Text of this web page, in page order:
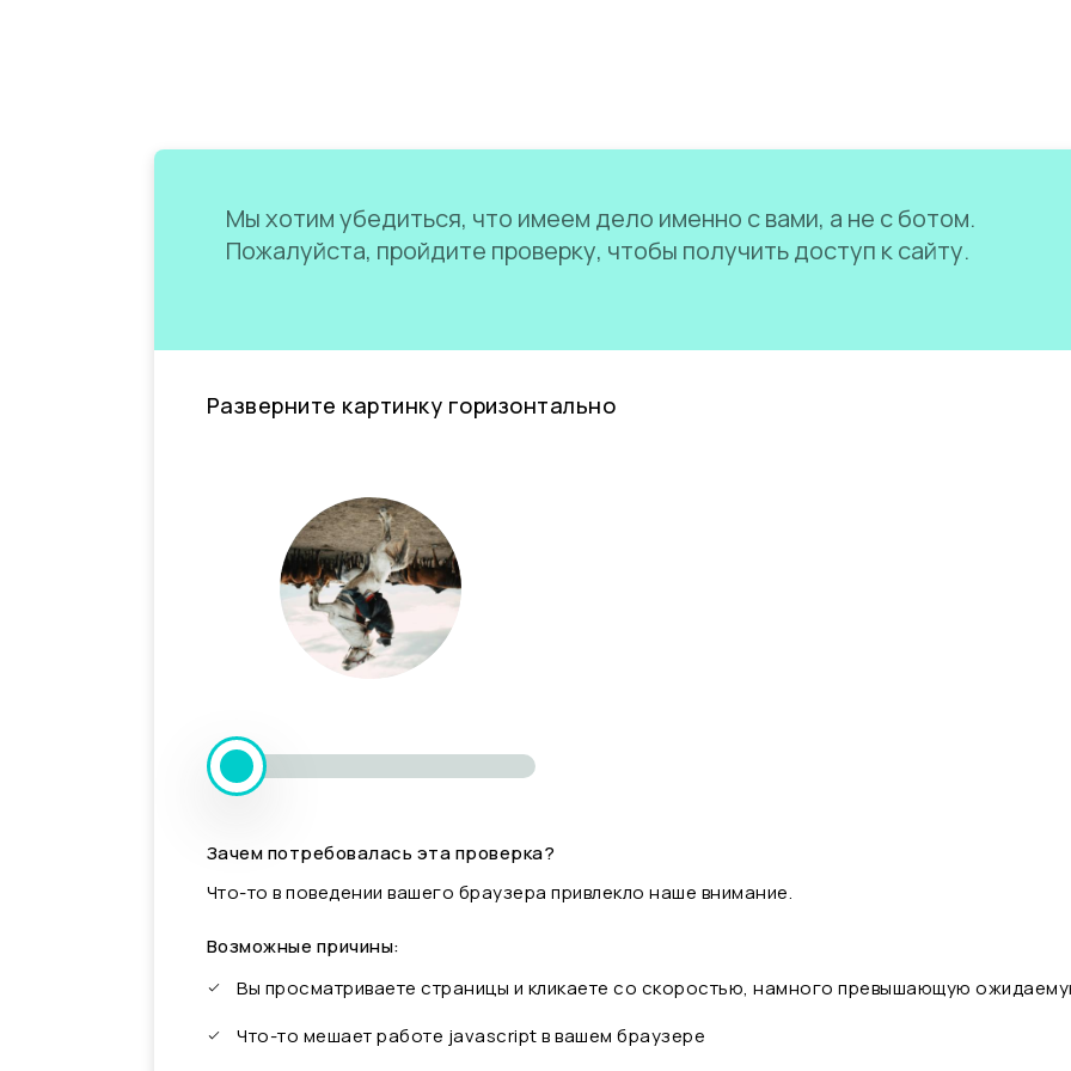
Мы хотим убедиться, что имеем дело именно с вами, а не с ботом.
Пожалуйста, пройдите проверку, чтобы получить доступ к сайту.
Разверните картинку горизонтально
Зачем потребовалась эта проверка?
Что-то в поведении вашего браузера привлекло наше внимание.
Возможные причины:
Вы просматриваете страницы и кликаете со скоростью, намного превышающую
Что-то мешает работе javascript в вашем браузере